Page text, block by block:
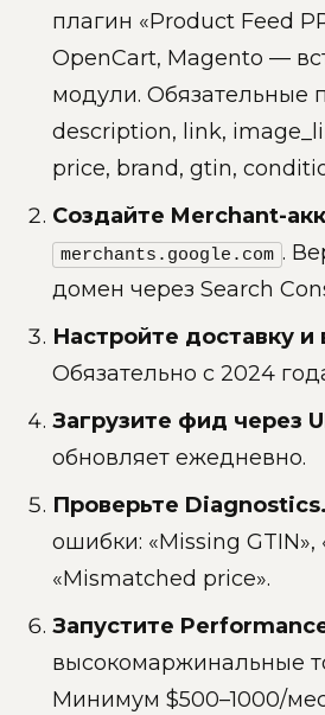
плагин «Product Feed
OpenCart, Magento —
модули. Обязательные
description, link,
price, brand, gtin,
Создайте Merchant-
merchants.google.com .
домен через Search
Настройте доставку и
Обязательно с 2024
Загрузите фид через
обновляет ежедневно.
Проверьте Diagnostics.
ошибки: «Missing GTIN»,
«Mismatched price».
Запустите
высокомаржинальные
Минимум $500–1000/